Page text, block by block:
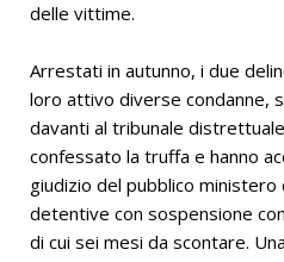
delle vittime.
Arrestati in autunno, i due
loro attivo diverse condanne,
davanti al tribunale
confessato la truffa e hanno
giudizio del pubblico ministero
detentive con sospensione
di cui sei mesi da scontare.